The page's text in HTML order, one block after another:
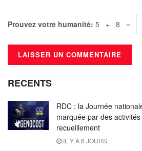
Prouvez votre humanité: 5 + 8 =
RECENTS
RDC : la Journée
marquée par des
recueillement
IL Y A 6 JOURS